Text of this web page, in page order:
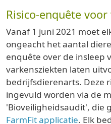
Risico-enquête
Vanaf 1 juni 2021 moet
ongeacht het aantal
enquête over de insleep
varkensziekten laten
bedrijfsdierenarts. Deze
ingevuld worden via de
'Bioveiligheidsaudit', die
FarmFit applicatie. Elk